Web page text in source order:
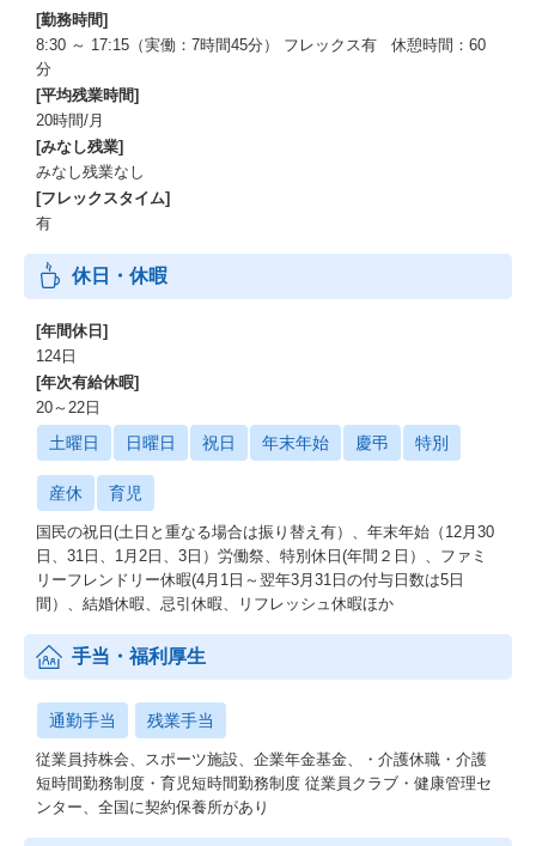
[勤務時間]
8:30 ～ 17:15（実働：7時間45分） フレックス有 休憩時間：60
分
[平均残業時間]
20時間/月
[みなし残業]
みなし残業なし
[フレックスタイム]
有
休日・休暇
[年間休日]
124日
[年次有給休暇]
20～22日
土曜日 日曜日 祝日 年末年始 慶弔 特別
産休 育児
国民の祝日(土日と重なる場合は振り替え有）、年末年始（12月30
日、31日、1月2日、3日）労働祭、特別休日(年間２日）、ファミ
リーフレンドリー休暇(4月1日～翌年3月31日の付与日数は5日
間）、結婚休暇、忌引休暇、リフレッシュ休暇ほか
手当・福利厚生
通勤手当 残業手当
従業員持株会、スポーツ施設、企業年金基金、・介護休職・介護
短時間勤務制度・育児短時間勤務制度 従業員クラブ・健康管理セ
ンター、全国に契約保養所があり